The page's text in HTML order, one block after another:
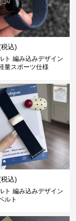
込)
ト 編み込みデザイン
量スポーツ仕様
込)
ト 編み込みデザイン
ルト